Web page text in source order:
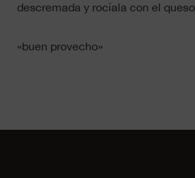
descremada y rocíala con el
«buen provecho»